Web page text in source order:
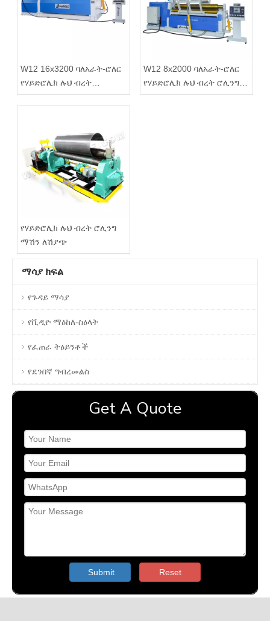
W12 16x3200 ባለአራት-ሮለር
የሃይድሮሊክ ሉህ ብረት
ሲሊንደራዊ ቅርጽ ሮሊንግ ማሽን
W12 8x2000 ባለአራት-ሮለር
የሃይድሮሊክ ሉህ ብረት ሮሊንግ
ማሽን
የሃይድሮሊክ ሉህ ብረት ሮሊንግ
ማሽን ለሽያጭ
ማሳያ ክፍል
የጉዳይ ማሳያ
የቪዲዮ ማዕከለ-ስዕላት
የፈጠራ ትዕይንቶች
የደንበኛ ግብረመልስ
Get A Quote
Submit Reset